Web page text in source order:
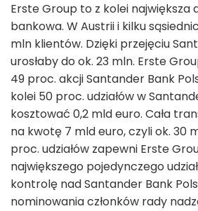
Erste Group to z kolei największa
bankowa. W Austrii i kilku
mln klientów. Dzięki przejęciu
urosłaby do ok. 23 mln. Erste
49 proc. akcji Santander Bank
kolei 50 proc. udziałów w
kosztować 0,2 mld euro. Cała
na kwotę 7 mld euro, czyli ok. 30
proc. udziałów zapewni Erste
największego pojedynczego
kontrolę nad Santander Bank
nominowania członków rady